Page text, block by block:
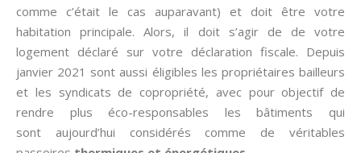
comme c’était le cas auparavant) et doit être votre
habitation principale. Alors, il doit s’agir de de votre
logement déclaré sur votre déclaration fiscale. Depuis
janvier 2021 sont aussi éligibles les propriétaires bailleurs
et les syndicats de copropriété, avec pour objectif de
rendre plus éco-responsables les bâtiments qui
sont aujourd’hui considérés comme de véritables